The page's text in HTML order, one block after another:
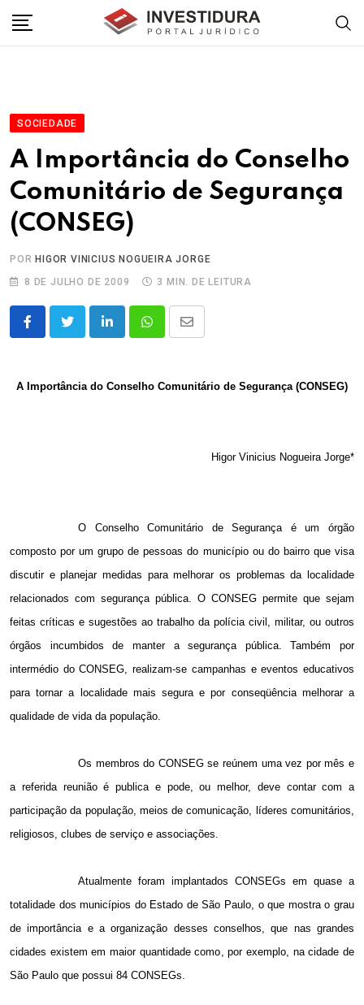
SOCIEDADE
A Importância do Conselho
Comunitário de Segurança
(CONSEG)
POR HIGOR VINICIUS NOGUEIRA JORGE
8 DE JULHO DE 2009
3 MIN. DE LEITURA
LinkedInWhatsappShare
Email
A Importância do Conselho Comunitário de Segurança (CONSEG)
Higor Vinicius Nogueira Jorge*
O Conselho Comunitário de Segurança é um órgão
composto por um grupo de pessoas do município ou do bairro que visa
discutir e planejar medidas para melhorar os problemas da localidade
relacionados com segurança pública. O CONSEG permite que sejam
feitas críticas e sugestões ao trabalho da polícia civil, militar, ou outros
órgãos incumbidos de manter a segurança pública. Também por
intermédio do CONSEG, realizam-se campanhas e eventos educativos
para tornar a localidade mais segura e por conseqüência melhorar a
qualidade de vida da população.
Os membros do CONSEG se reúnem uma vez por mês e
a referida reunião é publica e pode, ou melhor, deve contar com a
participação da população, meios de comunicação, líderes comunitários,
religiosos, clubes de serviço e associações.
Atualmente foram implantados CONSEGs em quase a
totalidade dos municípios do Estado de São Paulo, o que mostra o grau
de importância e a organização desses conselhos, que nas grandes
cidades existem em maior quantidade como, por exemplo, na cidade de
São Paulo que possui 84 CONSEGs.